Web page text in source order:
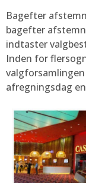
Bagefter
bagefter
indtaster
Inden for
afregningsdag